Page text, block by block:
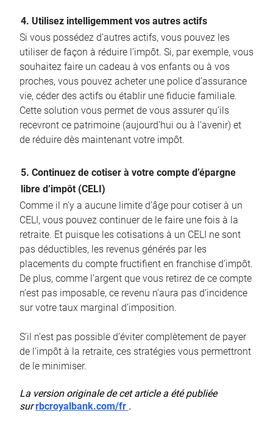
4. Utilisez intelligemment vos autres actifs
Si vous possédez d’autres actifs, vous pouvez les
utiliser de façon à réduire l’impôt. Si, par exemple, vous
souhaitez faire un cadeau à vos enfants ou à vos
proches, vous pouvez acheter une police d’assurance
vie, céder des actifs ou établir une fiducie familiale.
Cette solution vous permet de vous assurer qu’ils
recevront ce patrimoine (aujourd’hui ou à l’avenir) et
de réduire dès maintenant votre impôt.
5. Continuez de cotiser à votre compte d’épargne
libre d’impôt (CELI)
Comme il n’y a aucune limite d’âge pour cotiser à un
CELI, vous pouvez continuer de le faire une fois à la
retraite. Et puisque les cotisations à un CELI ne sont
pas déductibles, les revenus générés par les
placements du compte fructifient en franchise d’impôt.
De plus, comme l’argent que vous retirez de ce compte
n’est pas imposable, ce revenu n’aura pas d’incidence
sur votre taux marginal d’imposition.
S’il n’est pas possible d’éviter complètement de payer
de l’impôt à la retraite, ces stratégies vous permettront
de le minimiser.
La version originale de cet article a été publiée
surrbcroyalbank.com/fr .